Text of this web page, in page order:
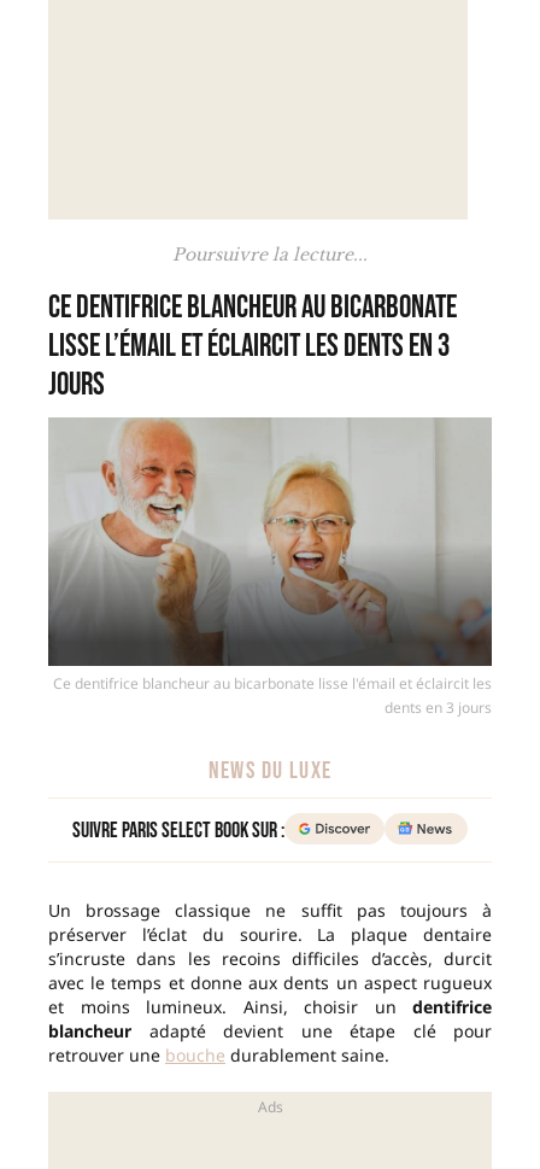
Poursuivre la lecture...
Ce dentifrice blancheur au bicarbonate
lisse l’émail et éclaircit les dents en 3
jours
Ce dentifrice blancheur au bicarbonate lisse l'émail et éclaircit les
dents en 3 jours
NEWS DU LUXE
Suivre Paris Select Book sur :
Un brossage classique ne suffit pas toujours à
préserver l’éclat du sourire. La plaque dentaire
s’incruste dans les recoins difficiles d’accès, durcit
avec le temps et donne aux dents un aspect rugueux
et moins lumineux. Ainsi, choisir un dentifrice
blancheur adapté devient une étape clé pour
retrouver une bouche durablement saine.